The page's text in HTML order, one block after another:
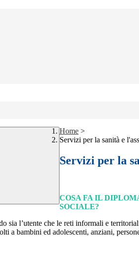
Home >
Servizi per la sanità e
Servizi per la
COSA FA IL
SOCIALE?
sia l’utente che le reti informali e
a bambini ed adolescenti, anziani,